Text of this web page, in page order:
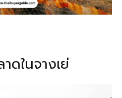
ดในจางเย่